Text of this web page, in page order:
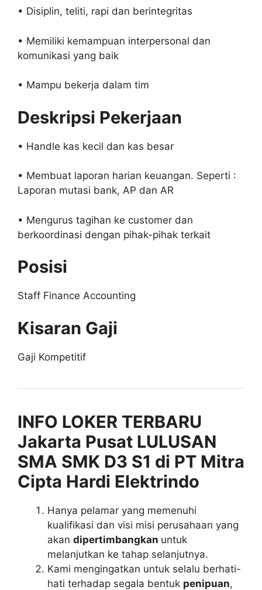
• Disiplin, teliti, rapi dan berintegritas
• Memiliki kemampuan interpersonal dan
komunikasi yang baik
• Mampu bekerja dalam tim
Deskripsi Pekerjaan
• Handle kas kecil dan kas besar
• Membuat laporan harian keuangan. Seperti :
Laporan mutasi bank, AP dan AR
• Mengurus tagihan ke customer dan
berkoordinasi dengan pihak-pihak terkait
Posisi
Staff Finance Accounting
Kisaran Gaji
Gaji Kompetitif
INFO LOKER TERBARU
Jakarta Pusat LULUSAN
SMA SMK D3 S1 di PT Mitra
Cipta Hardi Elektrindo
Hanya pelamar yang memenuhi
kualifikasi dan visi misi perusahaan yang
akan dipertimbangkan untuk
melanjutkan ke tahap selanjutnya.
Kami mengingatkan untuk selalu berhati-
hati terhadap segala bentuk penipuan,